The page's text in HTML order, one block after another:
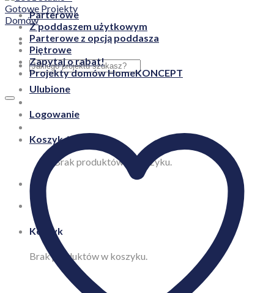
Ulubione
Logowanie
Koszyk /0,00
Brak produktów w koszyku.
Koszyk
Brak produktów w koszyku.
Parterowe
Z poddaszem użytkowym
Parterowe z opcją poddasza
Piętrowe
Zapytaj o rabat!
Projekty domów HomeKONCEPT